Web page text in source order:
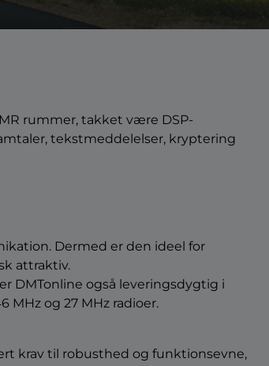
rummer, takket være DSP-
tekstmeddelelser, kryptering
Dermed er den ideel for
attraktiv.
DMTonline også leveringsdygtig i
og 27 MHz radioer.
krav til robusthed og funktionsevne,